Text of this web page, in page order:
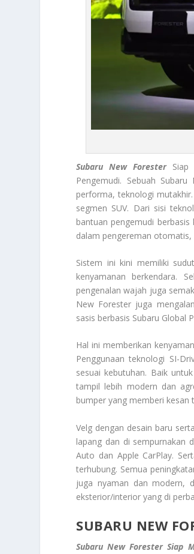
Subaru New ForesterSiap
Pengemudi. Sebuah
performa, teknologi
segmen SUV. Dari sisi
bantuan pengemudi
dalam pengereman
Sistem ini kini memiliki
kenyamanan berkendara.
pengenalan wajah juga
New Forester juga
sasis berbasis Subaru Global
Hal ini memberikan
Penggunaan teknologi SI-
sesuai kebutuhan. Baik
tampil lebih modern dan
bumper yang memberi kesan
Velg dengan desain baru
lapang dan di sempurnakan
Auto dan Apple CarPlay.
terhubung. Semua
juga nyaman dan modern,
eksterior/interior yang di
SUBARU NEW
Subaru New Forester Siap